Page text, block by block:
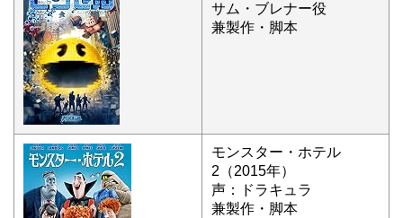
サム・ブレナー役
兼製作・脚本
モンスター・ホテル
2（2015年）
声：ドラキュラ
兼製作・脚本